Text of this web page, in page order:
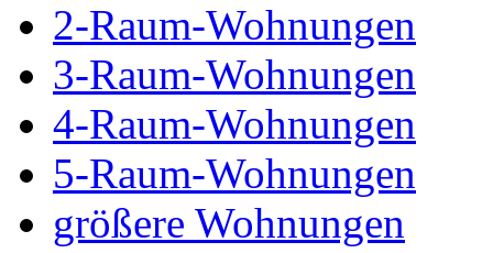
2-Raum-Wohnungen
3-Raum-Wohnungen
4-Raum-Wohnungen
5-Raum-Wohnungen
größere Wohnungen